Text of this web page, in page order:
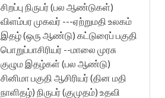
சிறப்பு நிருபர் (பல ஆண்டுகள்)
விளம்பர முகவர் ---ஏற்றுமதி உலகம்
இதழ் (ஒரு ஆண்டு) கட்டுரைப் பகுதி
பொறுப்பாசிரியர் --மாலை முரசு
குழும இதழ்கள் (பல ஆண்டு)
சினிமா பகுதி ஆசிரியர் (தின மதி
நாளிதழ்) நிருபர் (குமுதம்) உதவி